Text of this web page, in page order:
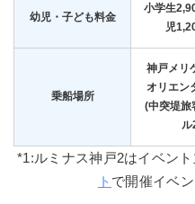
幼児・子ども料金
小学生
児
乗船場所
神戸メリ
オリエン
(中突堤旅
ル
*1:ルミナス神戸2はイベン
ト で開催イベン